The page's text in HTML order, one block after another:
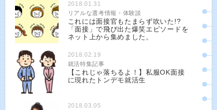
2018.01.31
リアルな選考情報・体験談
これには面接官もたまらず吹いた!?
「面接」で飛び出た爆笑エピソードを
ネット上から集めました。
2018.02.19
就活特集記事
【これじゃ落ちるよ！】私服OK面接
に現れたトンデモ就活生
2018.03.05